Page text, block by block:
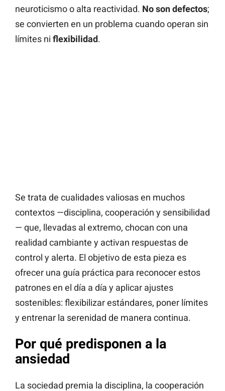
neuroticismo o alta reactividad. No son defectos;
se convierten en un problema cuando operan sin
límites ni flexibilidad.
Se trata de cualidades valiosas en muchos
contextos —disciplina, cooperación y sensibilidad
— que, llevadas al extremo, chocan con una
realidad cambiante y activan respuestas de
control y alerta. El objetivo de esta pieza es
ofrecer una guía práctica para reconocer estos
patrones en el día a día y aplicar ajustes
sostenibles: flexibilizar estándares, poner límites
y entrenar la serenidad de manera continua.
Por qué predisponen a la
ansiedad
La sociedad premia la disciplina, la cooperación